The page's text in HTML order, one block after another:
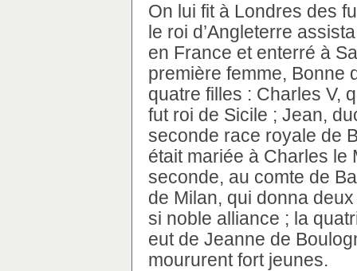
On lui fit à Londres des
le roi d’Angleterre
en France et enterré à
première femme, Bonne
quatre filles : Charles V,
fut roi de Sicile ; Jean,
seconde race royale de
était mariée à Charles le
seconde, au comte de
de Milan, qui donna
si noble alliance ; la
eut de Jeanne de
moururent fort jeunes.